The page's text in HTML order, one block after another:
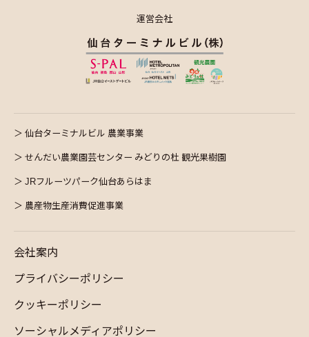
運営会社
仙台ターミナルビル 農業事業
せんだい農業園芸センター みどりの杜 観光果樹園
JRフルーツパーク仙台あらはま
農産物生産消費促進事業
会社案内
プライバシーポリシー
クッキーポリシー
ソーシャルメディアポリシー